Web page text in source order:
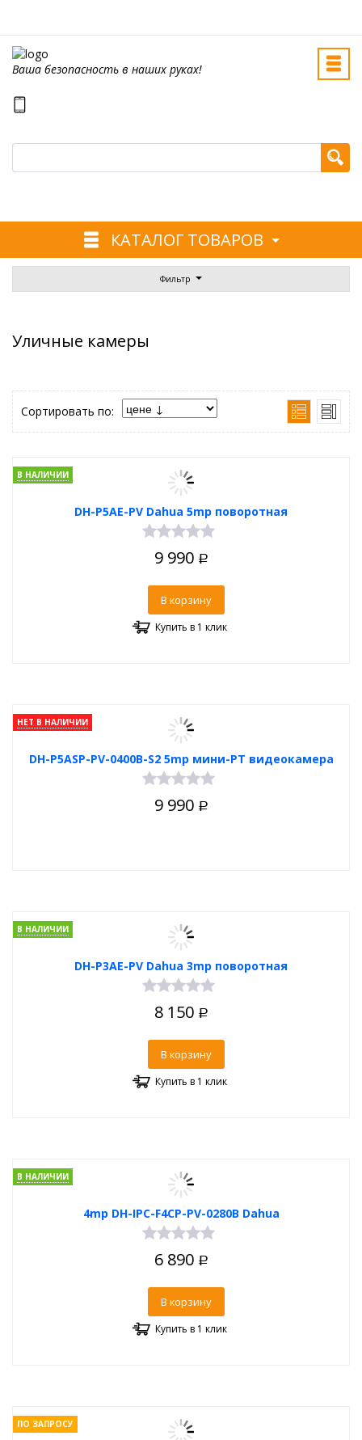
Ваша безопасность в наших руках!
КАТАЛОГ ТОВАРОВ
Фильтр
Уличные камеры
Сортировать по:
DH-P5AE-PV Dahua 5mp поворотная
В НАЛИЧИИ
9 990 Р
В корзину
Купить в 1 клик
DH-P5ASP-PV-0400B-S2 5mp мини-PT видеокамера
НЕТ В НАЛИЧИИ
9 990 Р
DH-P3AE-PV Dahua 3mp поворотная
В НАЛИЧИИ
8 150 Р
В корзину
Купить в 1 клик
4mp DH-IPC-F4CP-PV-0280B Dahua
В НАЛИЧИИ
6 890 Р
В корзину
Купить в 1 клик
ПО ЗАПРОСУ